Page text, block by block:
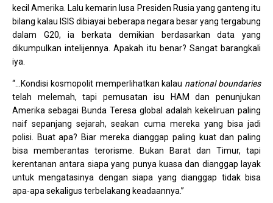
kecil Amerika. Lalu kemarin lusa Presiden Rusia yang ganteng itu
bilang kalau ISIS dibiayai beberapa negara besar yang tergabung
dalam G20, ia berkata demikian berdasarkan data yang
dikumpulkan intelijennya. Apakah itu benar? Sangat barangkali
iya.
“…Kondisi kosmopolit memperlihatkan kalau national boundaries
telah melemah, tapi pemusatan isu HAM dan penunjukan
Amerika sebagai Bunda Teresa global adalah kekeliruan paling
naif sepanjang sejarah, seakan cuma mereka yang bisa jadi
polisi. Buat apa? Biar mereka dianggap paling kuat dan paling
bisa memberantas terorisme. Bukan Barat dan Timur, tapi
kerentanan antara siapa yang punya kuasa dan dianggap layak
untuk mengatasinya dengan siapa yang dianggap tidak bisa
apa-apa sekaligus terbelakang keadaannya.”